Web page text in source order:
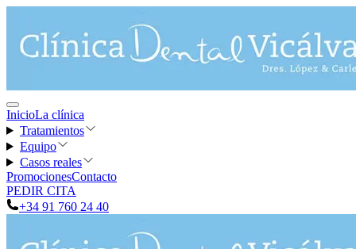
InicioLa clínica
Tratamientos
Equipo
Casos reales
PromocionesContacto
PEDIR CITA
+34 91 760 24 40